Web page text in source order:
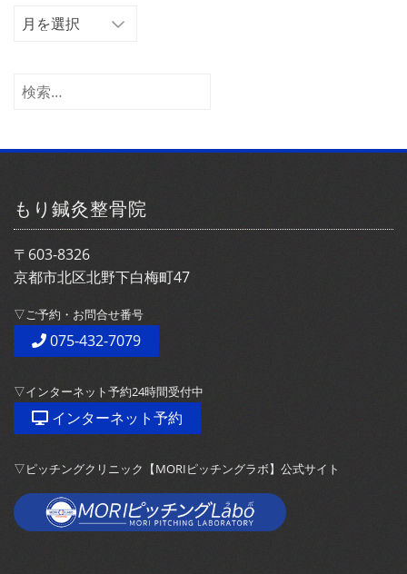
ア
ー
イ
ブ
検
索:
もり鍼灸整骨院
〒603-8326
京都市北区北野下白梅町47
▽ご予約・お問合せ番号
075-432-7079
▽インターネット予約24時間受付中
インターネット予約
▽ピッチングクリニック【MORIピッチングラボ】公式サイト